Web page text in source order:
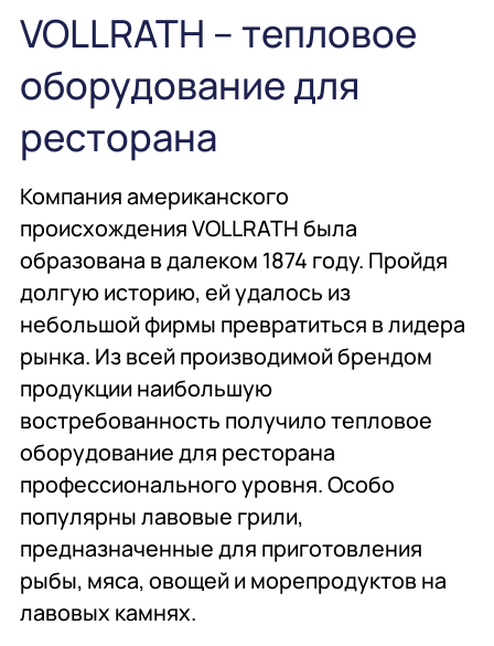
общественного
питания
Подробнее
химия
Подробнее
Мебель
Подробнее
Комплексное
оснащение
Подробнее
проектирование
Подробнее
Подробнее
Сервисное
обслуживание
Подробнее
Поставка
аксессуаров и
запасных частей
Подробнее
Подробнее
профессиональная
Подробнее
Мебель
Подробнее
Оборудование
профессиональной
кухни
Подробнее
VOLLRATH – тепловое
оборудование для
ресторана
Компания американского
происхождения VOLLRATH была
образована в далеком 1874 году. Пройдя
долгую историю, ей удалось из
небольшой фирмы превратиться в лидера
рынка. Из всей производимой брендом
продукции наибольшую
востребованность получило тепловое
оборудование для ресторана
профессионального уровня. Особо
популярны лавовые грили,
предназначенные для приготовления
рыбы, мяса, овощей и морепродуктов на
лавовых камнях.